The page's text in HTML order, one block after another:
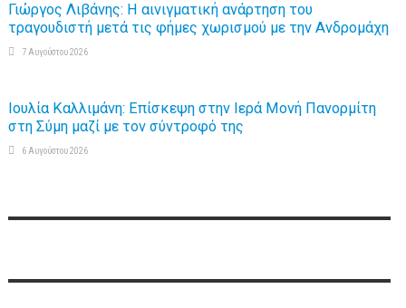
Γιώργος Λιβάνης: Η αινιγματική ανάρτηση του
τραγουδιστή μετά τις φήμες χωρισμού με την Ανδρομάχη
7 Αυγούστου 2026
Ιουλία Καλλιμάνη: Επίσκεψη στην Ιερά Μονή Πανορμίτη
στη Σύμη μαζί με τον σύντροφό της
6 Αυγούστου 2026